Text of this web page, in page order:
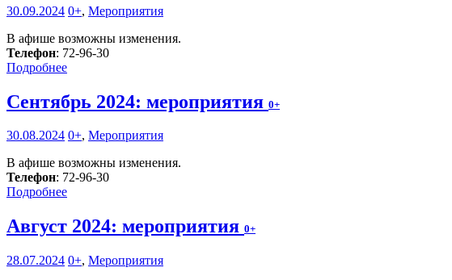
30.09.2024 0+, Мероприятия
В афише возможны изменения.
Телефон: 72-96-30
Подробнее
Сентябрь 2024: мероприятия 0+
30.08.2024 0+, Мероприятия
В афише возможны изменения.
Телефон: 72-96-30
Подробнее
Август 2024: мероприятия 0+
28.07.2024 0+, Мероприятия